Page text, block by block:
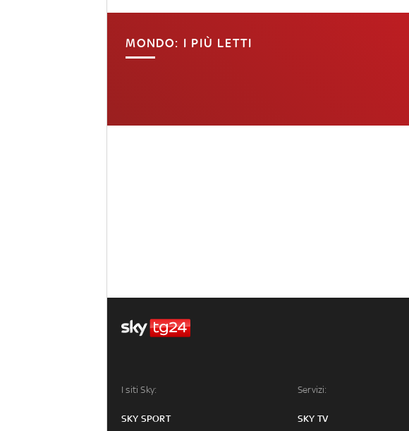
MONDO: I PIÙ LETTI
I siti Sky:
SKY SPORT
Servizi:
SKY TV